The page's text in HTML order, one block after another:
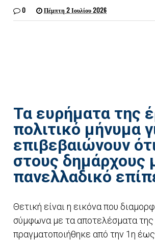
0 Πέμπτη 2 Ιουλίου 2026
Τα ευρήματα της
πολιτικό μήνυμα
επιβεβαιώνουν
στους δημάρχους
πανελλαδικό
Θετική είναι η εικόνα που
σύμφωνα με τα αποτελέσματα
πραγματοποιήθηκε από την 1η